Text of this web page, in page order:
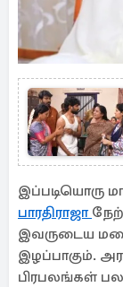
இப்படியொரு
பாரதிராஜா
இவருடைய
இழப்பாகும்.
பிரபலங்கள்